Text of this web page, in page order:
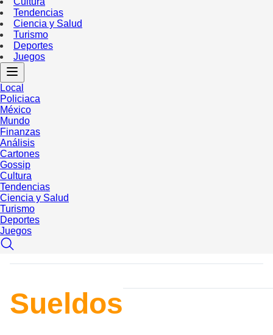
Tendencias
Ciencia y Salud
Turismo
Deportes
Juegos
Local
Policiaca
México
Mundo
Finanzas
Análisis
Cartones
Gossip
Cultura
Tendencias
Ciencia y Salud
Turismo
Deportes
Juegos
Sueldos